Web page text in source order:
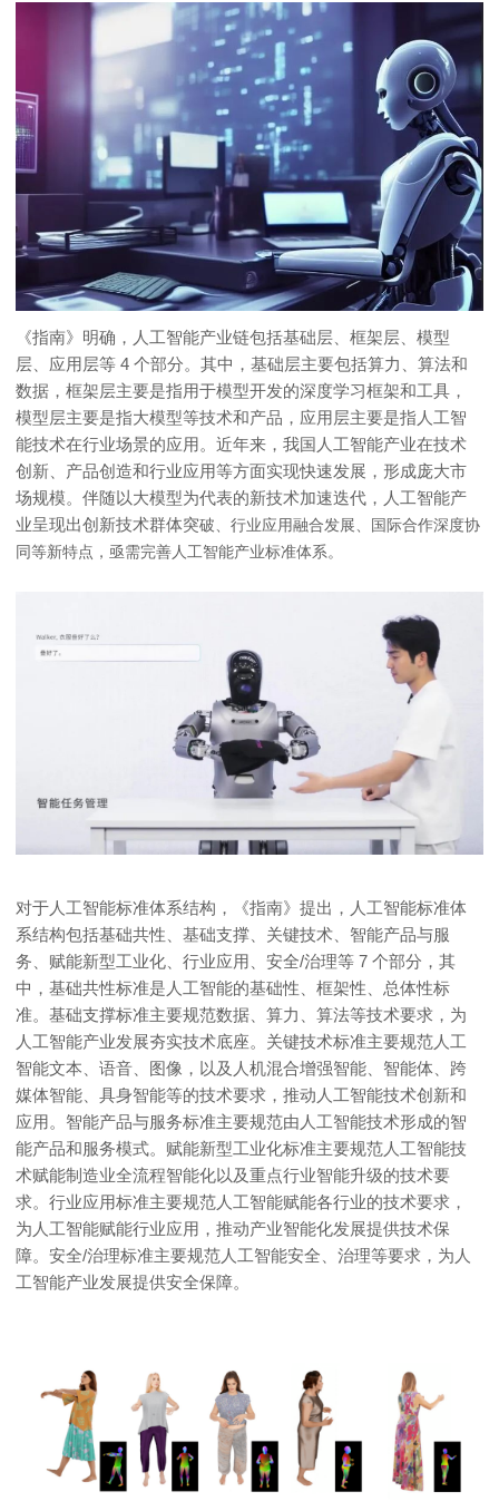
《指南》明确，人工智能产业链包括基础层、框架层、模型
层、应用层等 4 个部分。其中，基础层主要包括算力、算法和
数据，框架层主要是指用于模型开发的深度学习框架和工具，
模型层主要是指大模型等技术和产品，应用层主要是指人工智
能技术在行业场景的应用。近年来，我国人工智能产业在技术
创新、产品创造和行业应用等方面实现快速发展，形成庞大市
场规模。伴随以大模型为代表的新技术加速迭代，人工智能产
业呈现出创新技术群体突破、行业应用融合发展、国际合作深度协
同等新特点，亟需完善人工智能产业标准体系。
对于人工智能标准体系结构，《指南》提出，人工智能标准体
系结构包括基础共性、基础支撑、关键技术、智能产品与服
务、赋能新型工业化、行业应用、安全/治理等 7 个部分，其
中，基础共性标准是人工智能的基础性、框架性、总体性标
准。基础支撑标准主要规范数据、算力、算法等技术要求，为
人工智能产业发展夯实技术底座。关键技术标准主要规范人工
智能文本、语音、图像，以及人机混合增强智能、智能体、跨
媒体智能、具身智能等的技术要求，推动人工智能技术创新和
应用。智能产品与服务标准主要规范由人工智能技术形成的智
能产品和服务模式。赋能新型工业化标准主要规范人工智能技
术赋能制造业全流程智能化以及重点行业智能升级的技术要
求。行业应用标准主要规范人工智能赋能各行业的技术要求，
为人工智能赋能行业应用，推动产业智能化发展提供技术保
障。安全/治理标准主要规范人工智能安全、治理等要求，为人
工智能产业发展提供安全保障。